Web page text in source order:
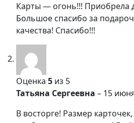
Карты — огонь!!! Приобрела
Большое спасибо за
качества! Спасибо!!!
Оценка 5 из 5
Татьяна Сергеевна – 15
В восторге! Размер